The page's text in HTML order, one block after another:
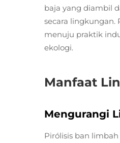
baja yang diambil
secara lingkungan.
menuju praktik
ekologi.
Manfaat
Mengurangi
Pirólisis ban